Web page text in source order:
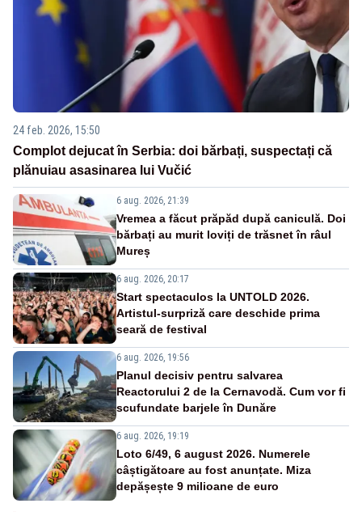
24 feb. 2026, 15:50
Complot dejucat în Serbia: doi bărbați, suspectați că
plănuiau asasinarea lui Vučić
6 aug. 2026, 21:39
Vremea a făcut prăpăd după caniculă. Doi
bărbați au murit loviți de trăsnet în râul
Mureș
6 aug. 2026, 20:17
Start spectaculos la UNTOLD 2026.
Artistul-surpriză care deschide prima
seară de festival
6 aug. 2026, 19:56
Planul decisiv pentru salvarea
Reactorului 2 de la Cernavodă. Cum vor fi
scufundate barjele în Dunăre
6 aug. 2026, 19:19
Loto 6/49, 6 august 2026. Numerele
câștigătoare au fost anunțate. Miza
depășește 9 milioane de euro